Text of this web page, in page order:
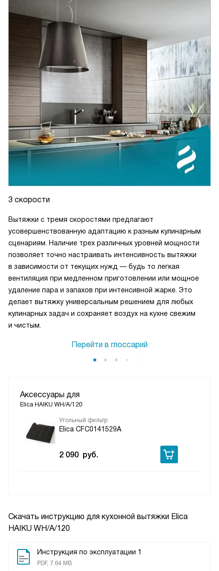
Скачать инструкцию для кухонной вытяжки Elica
HAIKU WH/A/120
Инструкция по эксплуатации 1
PDF, 7.64 MB
3 скорости
Вытяжки с тремя скоростями предлагают
усовершенствованную адаптацию к разным кулинарным
сценариям. Наличие трех различных уровней мощности
позволяет точно настраивать интенсивность вытяжки
в зависимости от текущих нужд — будь то легкая
вентиляция при медленном приготовлении или мощное
удаление пара и запахов при интенсивной жарке. Это
делает вытяжку универсальным решением для любых
кулинарных задач и сохраняет воздух на кухне свежим
и чистым.
Перейти в глоссарий
Аксессуары для
Elica HAIKU WH/A/120
Угольный фильтр
Elica CFC0141529A
2 090 руб.